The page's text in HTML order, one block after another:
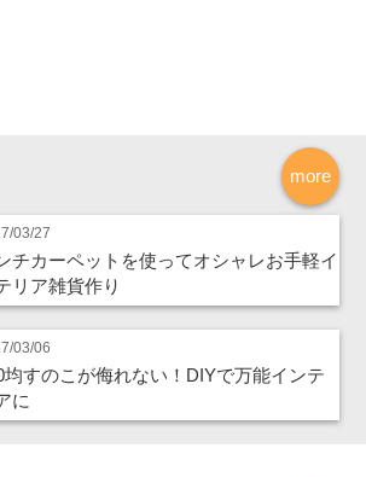
more
03/27
チカーペットを使ってオシャレお手軽イ
リア雑貨作り
03/06
均すのこが侮れない！DIYで万能インテ
に